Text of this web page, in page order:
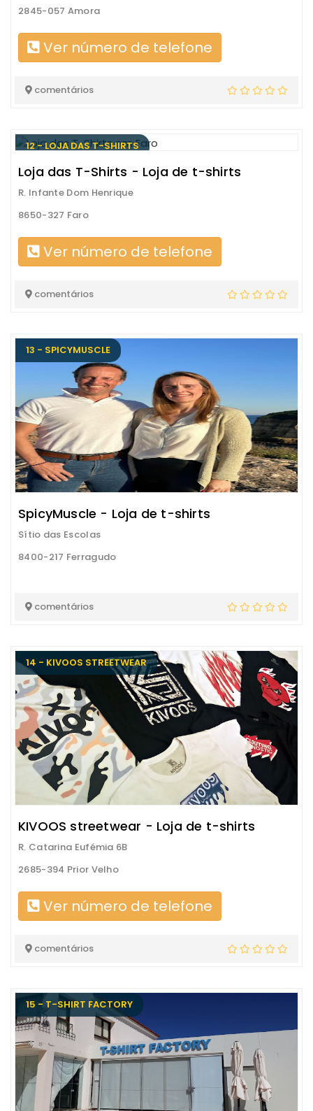
2845-057 Amora
Ver número de telefone
comentários
12 - LOJA DAS T-SHIRTS
Loja das T-Shirts - Loja de t-shirts
R. Infante Dom Henrique
8650-327 Faro
Ver número de telefone
comentários
13 - SPICYMUSCLE
SpicyMuscle - Loja de t-shirts
Sítio das Escolas
8400-217 Ferragudo
comentários
14 - KIVOOS STREETWEAR
KIVOOS streetwear - Loja de t-shirts
R. Catarina Eufémia 6B
2685-394 Prior Velho
Ver número de telefone
comentários
15 - T-SHIRT FACTORY